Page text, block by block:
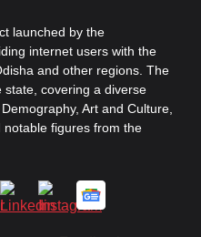
launched by the
internet users with the
and other regions. The
state, covering a diverse
Art and Culture,
notable figures from the